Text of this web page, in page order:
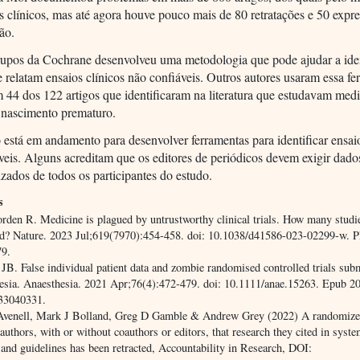
clínicos, mas até agora houve pouco mais de 80 retratações e 50
da Cochrane desenvolveu uma metodologia que pode ajudar a
relatam ensaios clínicos não confiáveis. Outros autores usaram essa
44 dos 122 artigos que identificaram na literatura que estudavam
prematuro.
em andamento para desenvolver ferramentas para identificar
Alguns acreditam que os editores de periódicos devem exigir
de todos os participantes do estudo.
R. Medicine is plagued by untrustworthy clinical trials. How many
Nature. 2023 Jul;619(7970):454-458. doi: 10.1038/d41586-023-02299-w.
False individual patient data and zombie randomised controlled trials
Anaesthesia. 2021 Apr;76(4):472-479. doi: 10.1111/anae.15263. Epub
Mark J Bolland, Greg D Gamble & Andrew Grey (2022) A
with or without coauthors or editors, that research they cited in
guidelines has been retracted, Accountability in Research, DOI: